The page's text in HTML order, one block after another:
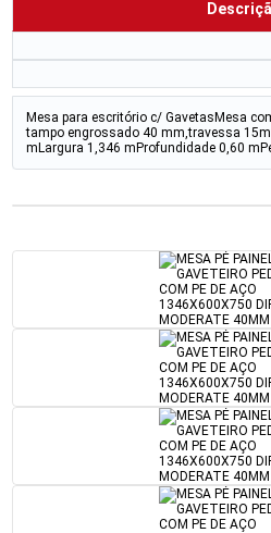
Mesa para escritório c/ GavetasMesa
tampo engrossado 40 mm,travessa
mLargura 1,346 mProfundidade 0,60